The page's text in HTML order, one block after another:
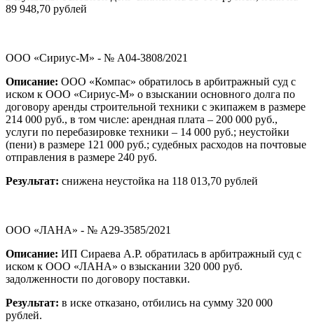
89 948,70 рублей
ООО «Сириус-М» - № А04-3808/2021
Описание: ООО «Компас» обратилось в арбитражный суд с
иском к ООО «Сириус-М» о взыскании основного долга по
договору аренды строительной техники с экипажем в размере
214 000 руб., в том числе: арендная плата – 200 000 руб.,
услуги по перебазировке техники – 14 000 руб.; неустойки
(пени) в размере 121 000 руб.; судебных расходов на почтовые
отправления в размере 240 руб.
Результат: снижена неустойка на 118 013,70 рублей
ООО «ЛАНА» - № А29-3585/2021
Описание: ИП Сираева А.Р. обратилась в арбитражный суд с
иском к ООО «ЛАНА» о взыскании 320 000 руб.
задолженности по договору поставки.
Результат: в иске отказано, отбились на сумму 320 000
рублей.